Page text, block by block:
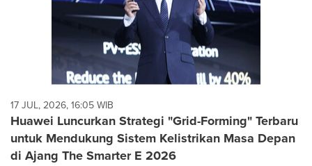
17 JUL, 2026, 16:05 WIB
Huawei Luncurkan Strategi "Grid-Forming" Terbaru
untuk Mendukung Sistem Kelistrikan Masa Depan
di Ajang The Smarter E 2026